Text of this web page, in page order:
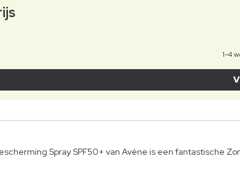
1-4
Spray SPF50+ van Avène is een fantastische